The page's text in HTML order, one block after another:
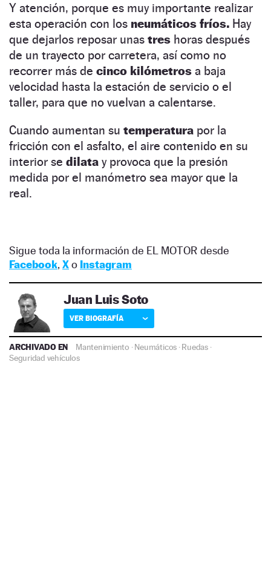
Y atención, porque es muy importante realizar
esta operación con los neumáticos fríos. Hay
que dejarlos reposar unas tres horas después
de un trayecto por carretera, así como no
recorrer más de cinco kilómetros a baja
velocidad hasta la estación de servicio o el
taller, para que no vuelvan a calentarse.
Cuando aumentan su temperatura por la
fricción con el asfalto, el aire contenido en su
interior se dilata y provoca que la presión
medida por el manómetro sea mayor que la
real.
Sigue toda la información de EL MOTOR desde
Facebook, Xo Instagram
Juan Luis Soto
VER BIOGRAFÍA
ARCHIVADO EN Mantenimiento ·Neumáticos ·Ruedas·
Seguridad vehículos